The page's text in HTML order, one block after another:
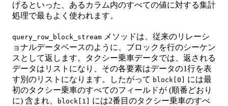
げるといった、あるカラム内のすべての値に対する集計
処理で最もよく使われます。
query_row_block_stream メソッドは、従来のリレーシ
ョナルデータベースのように、ブロックを行のシーケン
スとして返します。タクシー乗車データでは、返される
データはリストになり、その各要素はデータの1行を表
す別のリストになります。したがって block[0]
には最
初のタクシー乗車のすべてのフィールドが (順番どおり
に) 含まれ、
block[1]
には2番目のタクシー乗車のすべ